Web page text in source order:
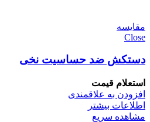
مقایسه
Close
دستکش ضد حساسیت نخی
استعلام قیمت
افزودن به علاقمندی
اطلاعات بیشتر
مشاهده سریع